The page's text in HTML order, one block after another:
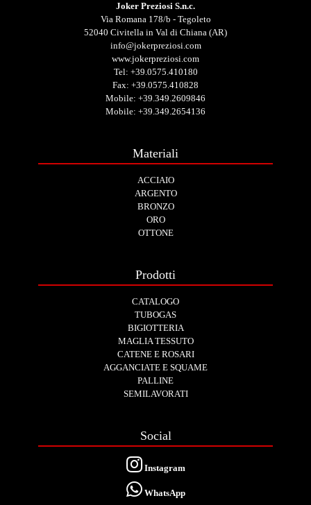
Joker Preziosi S.n.c.
Via Romana 178/b - Tegoleto
52040 Civitella in Val di Chiana (AR)
info@jokerpreziosi.com
www.jokerpreziosi.com
Tel: +39.0575.410180
Fax: +39.0575.410828
Mobile: +39.349.2609846
Mobile: +39.349.2654136
Materiali
ACCIAIO
ARGENTO
BRONZO
ORO
OTTONE
Prodotti
CATALOGO
TUBOGAS
BIGIOTTERIA
MAGLIA TESSUTO
CATENE E ROSARI
AGGANCIATE E SQUAME
PALLINE
SEMILAVORATI
Social
Instagram
WhatsApp